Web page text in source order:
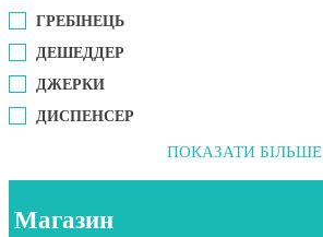
ГРЕБІНЕЦЬ
ДЕШЕДДЕР
ДЖЕРКИ
ДИСПЕНСЕР
ПОКАЗАТИ БІЛЬШЕ
Магазин